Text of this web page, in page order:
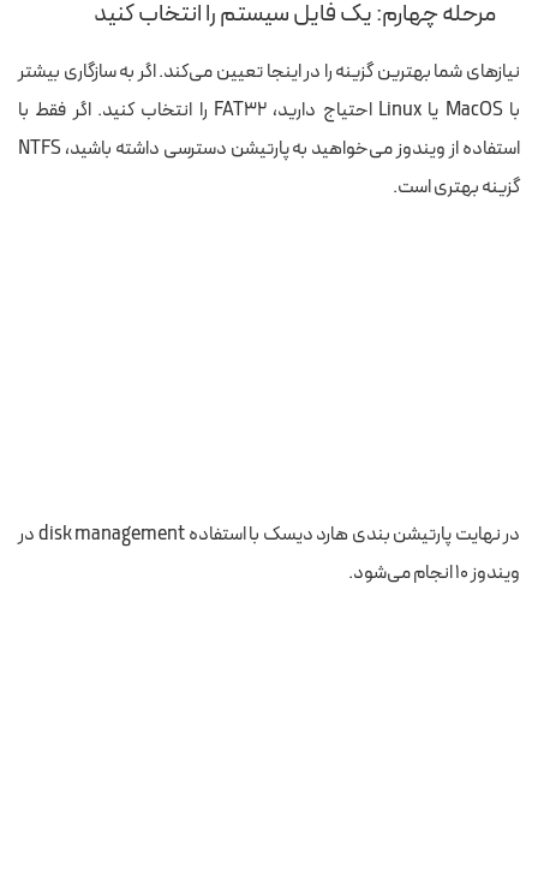
مرحله چهارم: یک فایل سیستم را انتخاب کنید
نیازهای شما بهترین گزینه را در اینجا تعیین می‌کند. اگر به سازگاری بیشتر
با MacOS یا Linux احتیاج دارید، FAT32 را انتخاب کنید. اگر فقط با
استفاده از ویندوز می‌خواهید به پارتیشن دسترسی داشته باشید، NTFS
گزینه بهتری است.
در نهایت پارتیشن بندی هارد دیسک با استفاده disk management در
ویندوز ۱۰ انجام می‌شود.